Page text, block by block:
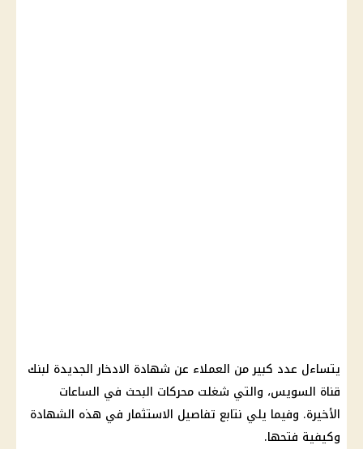
يتساءل عدد كبير من العملاء عن شهادة الادخار الجديدة لبنك
قناة السويس، والتي شغلت محركات البحث في الساعات
الأخيرة. وفيما يلي نتابع تفاصيل الاستثمار في هذه الشهادة
وكيفية فتحها.